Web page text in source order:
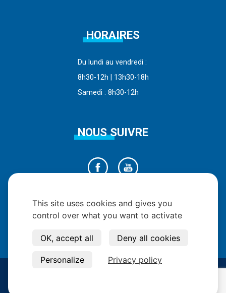
HORAIRES
Du lundi au vendredi :
8h30-12h | 13h30-18h
Samedi : 8h30-12h
NOUS SUIVRE
This site uses cookies and gives you
control over what you want to activate
OK, accept all Deny all cookies
Personalize Privacy policy